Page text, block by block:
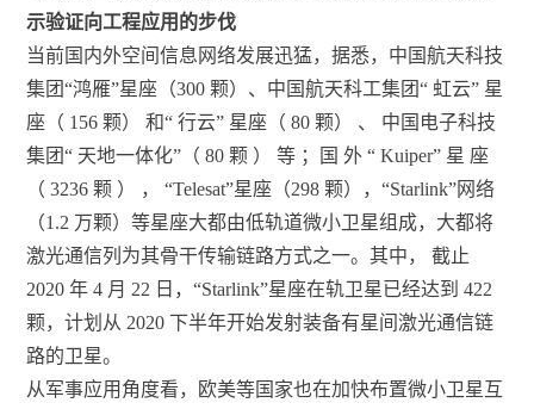
示验证向工程应用的步伐
当前国内外空间信息网络发展迅猛，据悉，中国航天科技
集团“鸿雁”星座（300 颗）、中国航天科工集团“ 虹云” 星
座（ 156 颗） 和“ 行云” 星座（ 80 颗） 、 中国电子科技
集团“ 天地一体化”（ 80 颗 ） 等 ；国 外 “ Kuiper” 星 座
（ 3236 颗 ） ， “Telesat”星座（298 颗），“Starlink”网络
（1.2 万颗）等星座大都由低轨道微小卫星组成，大都将
激光通信列为其骨干传输链路方式之一。其中， 截止
2020 年 4 月 22 日，“Starlink”星座在轨卫星已经达到 422
颗，计划从 2020 下半年开始发射装备有星间激光通信链
路的卫星。
从军事应用角度看，欧美等国家也在加快布置微小卫星互